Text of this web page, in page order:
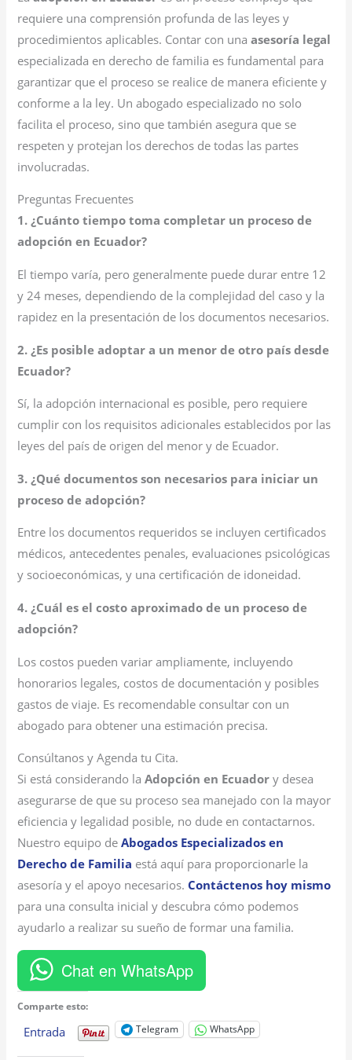
requiere una comprensión profunda de las leyes y
procedimientos aplicables. Contar con unaasesoría legal
especializada en derecho de familia es fundamental para
garantizar que el proceso se realice de manera eficiente y
conforme a la ley. Un abogado especializado no solo
facilita el proceso, sino que también asegura que se
respeten y protejan los derechos de todas las partes
involucradas.
Preguntas Frecuentes
1. ¿Cuánto tiempo toma completar un proceso de
adopción en Ecuador?
El tiempo varía, pero generalmente puede durar entre 12
y 24 meses, dependiendo de la complejidad del caso y la
rapidez en la presentación de los documentos necesarios.
2. ¿Es posible adoptar a un menor de otro país desde
Ecuador?
Sí, la adopción internacional es posible, pero requiere
cumplir con los requisitos adicionales establecidos por las
leyes del país de origen del menor y de Ecuador.
3. ¿Qué documentos son necesarios para iniciar un
proceso de adopción?
Entre los documentos requeridos se incluyen certificados
médicos, antecedentes penales, evaluaciones psicológicas
y socioeconómicas, y una certificación de idoneidad.
4. ¿Cuál es el costo aproximado de un proceso de
adopción?
Los costos pueden variar ampliamente, incluyendo
honorarios legales, costos de documentación y posibles
gastos de viaje. Es recomendable consultar con un
abogado para obtener una estimación precisa.
Consúltanos y Agenda tu Cita.
Si está considerando laAdopción en Ecuador y desea
asegurarse de que su proceso sea manejado con la mayor
eficiencia y legalidad posible, no dude en contactarnos.
Nuestro equipo de Abogados Especializados en
Derecho de Familia está aquí para proporcionarle la
asesoría y el apoyo necesarios. Contáctenos hoy mismo
para una consulta inicial y descubra cómo podemos
ayudarlo a realizar su sueño de formar una familia.
Chat en WhatsApp
Comparte esto:
Entrada Telegram WhatsApp